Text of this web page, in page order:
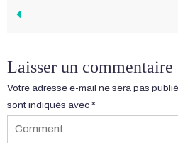
Laisser un commentaire
Votre adresse e-mail ne sera pas
sont indiqués avec *